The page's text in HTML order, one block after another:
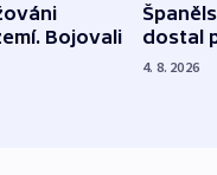
Bojovali
dostal
4. 8. 2026